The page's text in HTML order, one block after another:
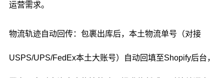
运营需求。
物流轨迹自动回传：包裹出库后，本土物流单号（对接
USPS/UPS/FedEx本土大账号）自动回填至Shopify后台，